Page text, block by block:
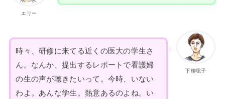
エリー
下柳聡子
時々、研修に来てる近くの医大の学生さ
ん。なんか、提出するレポートで看護婦
の生の声が聴きたいって。今時、いない
わよ。あんな学生。熱意あるのよね。い